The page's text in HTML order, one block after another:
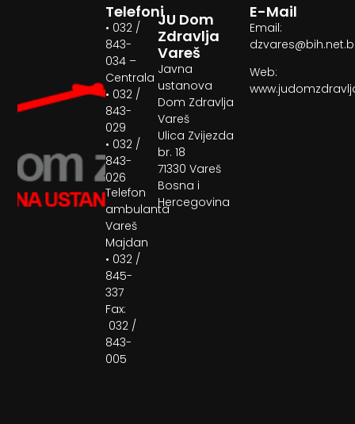
JU Dom
Zdravlja
Vareš
Javna
ustanova
Dom Zdravlja
Vareš
Ulica Zvijezda
br. 18
71330 Vareš
Bosna i
Hercegovina
Telefoni
• 032 /
843-
034 –
Centrala
• 032 /
843-
029
• 032 /
843-
026
Telefon
ambulanta
Vareš
Majdan
• 032 /
845-
337
Fax:
032 /
843-
005
E-Mail
Email:
Web: